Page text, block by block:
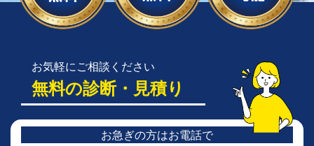
お気軽にご相談ください
無料の診断・見積り
お急ぎの方はお電話で